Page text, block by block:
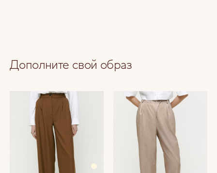
Дополните свой образ